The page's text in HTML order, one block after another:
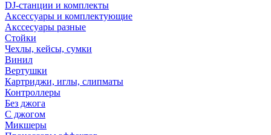
DJ-станции и комплекты
Аксессуары и комплектующие
Акссесуары разные
Стойки
Чехлы, кейсы, сумки
Винил
Вертушки
Картриджи, иглы, слипматы
Контроллеры
Без джога
С джогом
Микшеры